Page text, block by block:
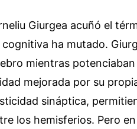
Giurgea acuñó el
ha mutado.
mientras
mejorada por su
sináptica,
los hemisferios. Pero